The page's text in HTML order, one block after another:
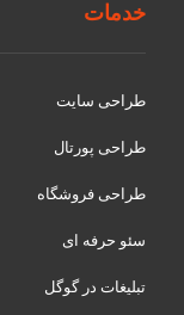
خدمات
طراحی سایت
طراحی پورتال
طراحی فروشگاه
سئو حرفه ای
تبلیغات در گوگل